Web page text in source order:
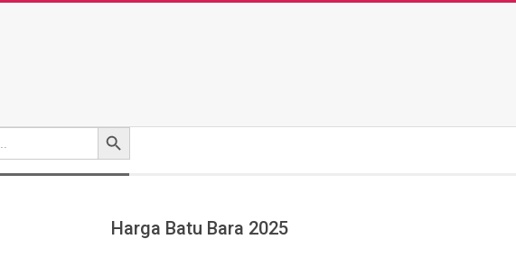
Search Button
Harga Batu Bara 2025